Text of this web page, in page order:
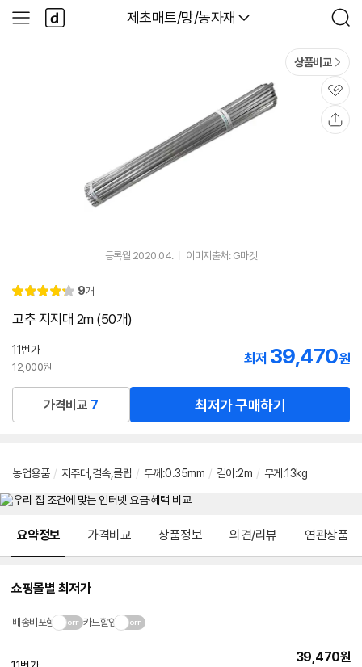
다나와
제초매트/망/농자재
검
색
사
이
다
나
와
상품비교
관
심
등록월 2020.04. 이미지출처: G마켓
별
4.
리
9개
고추 지지대 2m (50개)
11번가
12,000원
최저 39,470원
가격비교 7 최저가 구매하기
농업용품 / 지주대,결속,클립 / 두께:0.35mm / 길이:2m / 무게:13kg
요약정보 가격비교 상품정보 의견/리뷰 연관상품
쇼핑몰별 최저가
배송비포함 카드할인
39,470원